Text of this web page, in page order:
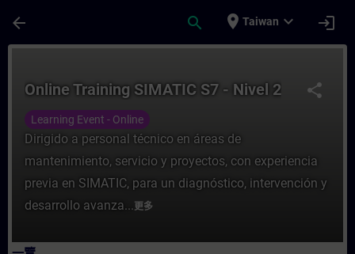
arrow_back search place Taiwan expand_more login
share
Online Training SIMATIC S7 - Nivel 2
Learning Event - Online
Dirigido a personal técnico en áreas de
mantenimiento, servicio y proyectos, con experiencia
previa en SIMATIC, para un diagnóstico, intervención y
desarrollo avanza...更多